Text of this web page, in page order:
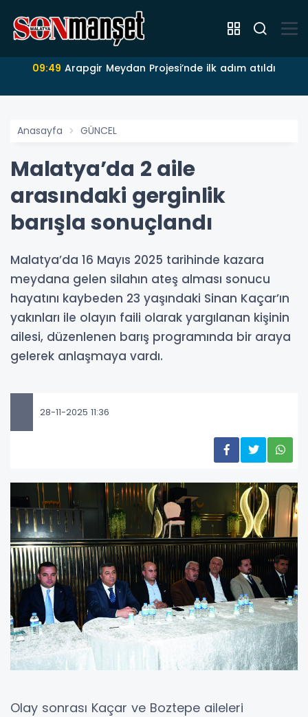
09:49 Arapgir Meydan Projesi’nde ilk adım atıldı
Anasayfa GÜNCEL
Malatya’da 2 aile
arasındaki gerginlik
barışla sonuçlandı
Malatya’da 16 Mayıs 2025 tarihinde kazara
meydana gelen silahın ateş alması sonucu
hayatını kaybeden 23 yaşındaki Sinan Kaçar’ın
yakınları ile olayın faili olarak yargılanan kişinin
ailesi, düzenlenen barış programında bir araya
gelerek anlaşmaya vardı.
28-11-2025 11:36
Olay sonrası Kaçar ve Boztepe aileleri